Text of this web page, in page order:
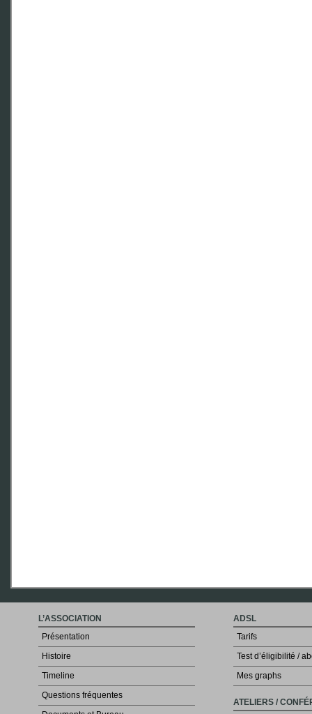
L’ASSOCIATION
Présentation
Histoire
Timeline
Questions fréquentes
ADSL
Tarifs
Test d’éligibilité /
Mes graphs
ATELIERS /